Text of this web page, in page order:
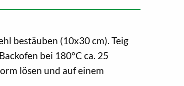
bestäuben (10x30 cm). Teig
bei 180°C ca. 25
lösen und auf einem